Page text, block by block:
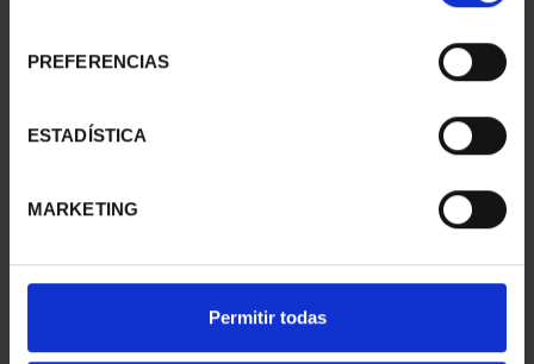
PREFERENCIAS
ESTADÍSTICA
MARKETING
Permitir todas
Sólo para usuarios
registrados
Sólo para usuarios
registrados